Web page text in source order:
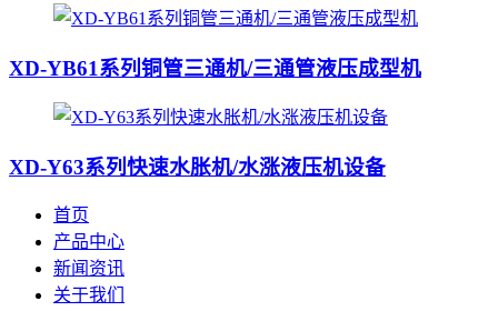
XD-YB61系列铜管三通机/三通管液压成型机
XD-Y63系列快速水胀机/水涨液压机设备
首页
产品中心
新闻资讯
关于我们